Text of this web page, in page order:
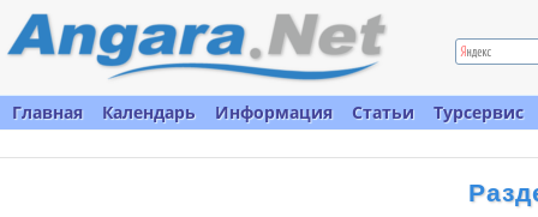
Главная Календарь Информация Статьи Турсервис